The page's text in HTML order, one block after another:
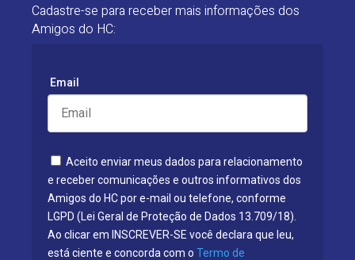
Cadastre-se para receber mais informações dos
Amigos do HC:
Email
Aceito enviar meus dados para relacionamento
e receber comunicações e outros informativos dos
Amigos do HC por e-mail ou telefone, conforme
LGPD (Lei Geral de Proteção de Dados 13.709/18).
Ao clicar em INSCREVER-SE você declara que leu,
está ciente e concorda com o Termo de